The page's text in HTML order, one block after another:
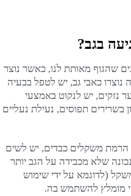
בגב?
שהגוף מאותת לנו, כאשר נוצר
נוצרו כאבי גב, יש לטפל בבעיה
נזקים, יש לנקוט באמצעי
בשרירים תפוסים, נעילת נעליים
הרמת משקלים כבדים, יש לשים
שלא מכבידה על הגב יותר
(לדוגמא על ידי שימוש
מומלץ להשתמש בה.